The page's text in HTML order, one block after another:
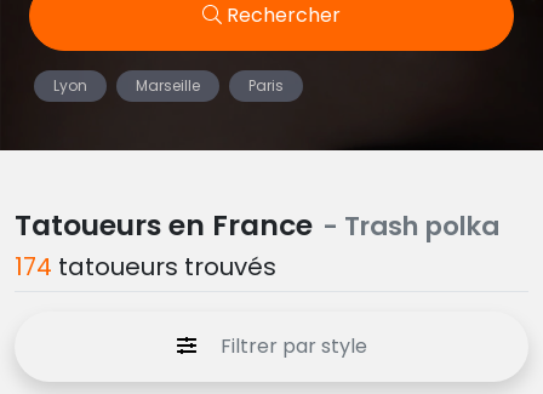
Rechercher
Lyon Marseille Paris
Tatoueurs en France - Trash polka
174 tatoueurs trouvés
Filtrer par style